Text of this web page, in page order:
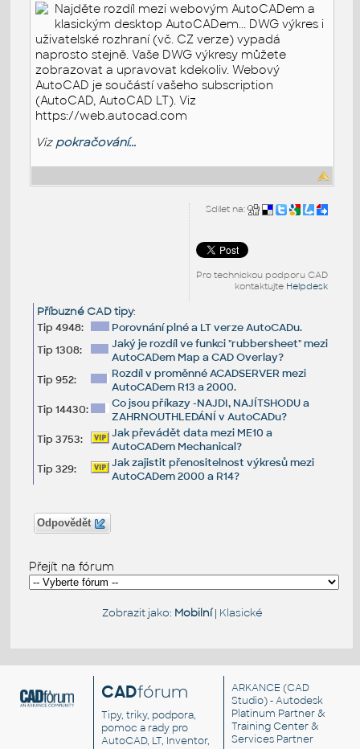
Najděte rozdíl mezi webovým AutoCADem a
klasickým desktop AutoCADem... DWG výkres i
uživatelské rozhraní (vč. CZ verze) vypadá
naprosto stejně. Vaše DWG výkresy můžete
zobrazovat a upravovat kdekoliv. Webový
AutoCAD je součástí vašeho subscription
(AutoCAD, AutoCAD LT). Viz
https://web.autocad.com
Viz pokračování...
Sdílet na:
Pro technickou podporu CAD
kontaktujte Helpdesk
Příbuzné CAD tipy:
Tip 4948:
Porovnání plné a LT verze AutoCADu.
Tip 1308:
Jaký je rozdíl ve funkci "rubbersheet" mezi
AutoCADem Map a CAD Overlay?
Tip 952:
Rozdíl v proměnné ACADSERVER mezi
AutoCADem R13 a 2000.
Tip 14430:
Co jsou příkazy -NAJDI, NAJÍTSHODU a
ZAHRNOUTHLEDÁNÍ v AutoCADu?
Tip 3753:
Jak převádět data mezi ME10 a
AutoCADem Mechanical?
Tip 329:
Jak zajistit přenositelnost výkresů mezi
AutoCADem 2000 a R14?
Odpovědět
Přejít na fórum
Zobrazit jako: Mobilní| Klasické
CADfórum
Tipy, triky, podpora,
pomoc a rady pro
AutoCAD, LT, Inventor,
ARKANCE (CAD
Studio) - Autodesk
Platinum Partner &
Training Center &
Services Partner